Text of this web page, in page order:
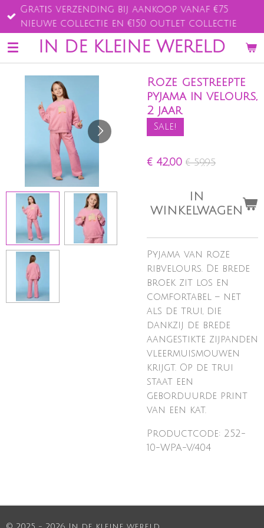
Ga
direct
naar
de
IN DE KLEINE WERELD
Gratis verzending bij aankoop vanaf €75
nieuwe collectie en €150 outlet collectie
Roze gestreepte
pyjama in velours,
2 jaar
Sale!
€ 42,00 € 59,95
IN
WINKELWAGEN
Pyjama van roze
ribvelours. De brede
broek zit los en
comfortabel – net
als de trui, die
dankzij de brede
aangestikte zijpanden
vleermuismouwen
krijgt. Op de trui
staat een
geborduurde print
van een kat.
Productcode: 252-
10-WPA-V/404